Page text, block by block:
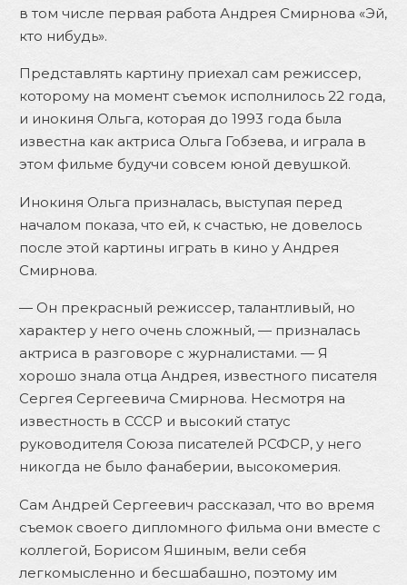
в том числе первая работа Андрея Смирнова «Эй,
кто нибудь».
Представлять картину приехал сам режиссер,
которому на момент съемок исполнилось 22 года,
и инокиня Ольга, которая до 1993 года была
известна как актриса Ольга Гобзева, и играла в
этом фильме будучи совсем юной девушкой.
Инокиня Ольга призналась, выступая перед
началом показа, что ей, к счастью, не довелось
после этой картины играть в кино у Андрея
Смирнова.
— Он прекрасный режиссер, талантливый, но
характер у него очень сложный, — призналась
актриса в разговоре с журналистами. — Я
хорошо знала отца Андрея, известного писателя
Сергея Сергеевича Смирнова. Несмотря на
известность в СССР и высокий статус
руководителя Союза писателей РСФСР, у него
никогда не было фанаберии, высокомерия.
Сам Андрей Сергеевич рассказал, что во время
съемок своего дипломного фильма они вместе с
коллегой, Борисом Яшиным, вели себя
легкомысленно и бесшабашно, поэтому им